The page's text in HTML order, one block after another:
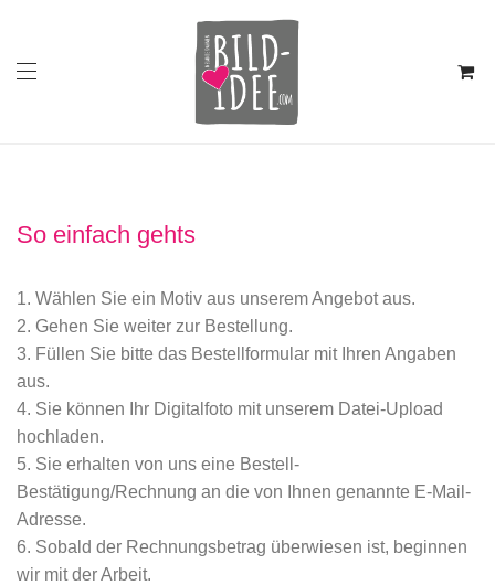
So einfach gehts
Wählen Sie ein Motiv aus unserem Angebot aus.
Gehen Sie weiter zur Bestellung.
Füllen Sie bitte das Bestellformular mit Ihren Angaben
aus.
Sie können Ihr Digitalfoto mit unserem Datei-Upload
hochladen.
Sie erhalten von uns eine Bestell-
Bestätigung/Rechnung an die von Ihnen genannte E-Mail-
Adresse.
Sobald der Rechnungsbetrag überwiesen ist, beginnen
wir mit der Arbeit.